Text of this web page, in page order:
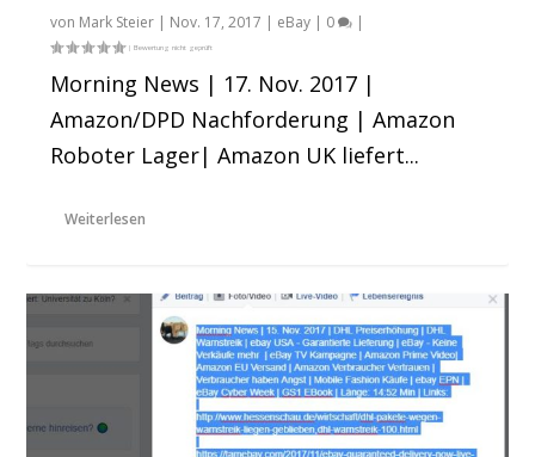
von Mark Steier | Nov. 17, 2017 | eBay | 0 |
Morning News | 17. Nov. 2017 |
Amazon/DPD Nachforderung | Amazon
Roboter Lager| Amazon UK liefert...
Weiterlesen